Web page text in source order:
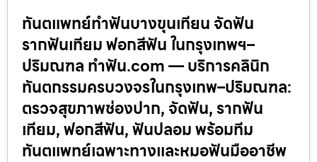
ทันตแพทย์ทำฟันบางขุนเทียน จัดฟัน
รากฟันเทียม ฟอกสีฟัน ในกรุงเทพฯ–
ปริมณฑล ทำฟัน.com — บริการคลินิก
ทันตกรรมครบวงจรในกรุงเทพ–ปริมณฑล:
ตรวจสุขภาพช่องปาก, จัดฟัน, รากฟัน
เทียม, ฟอกสีฟัน, ฟันปลอม พร้อมทีม
ทันตแพทย์เฉพาะทางและหมอฟันมืออาชีพ